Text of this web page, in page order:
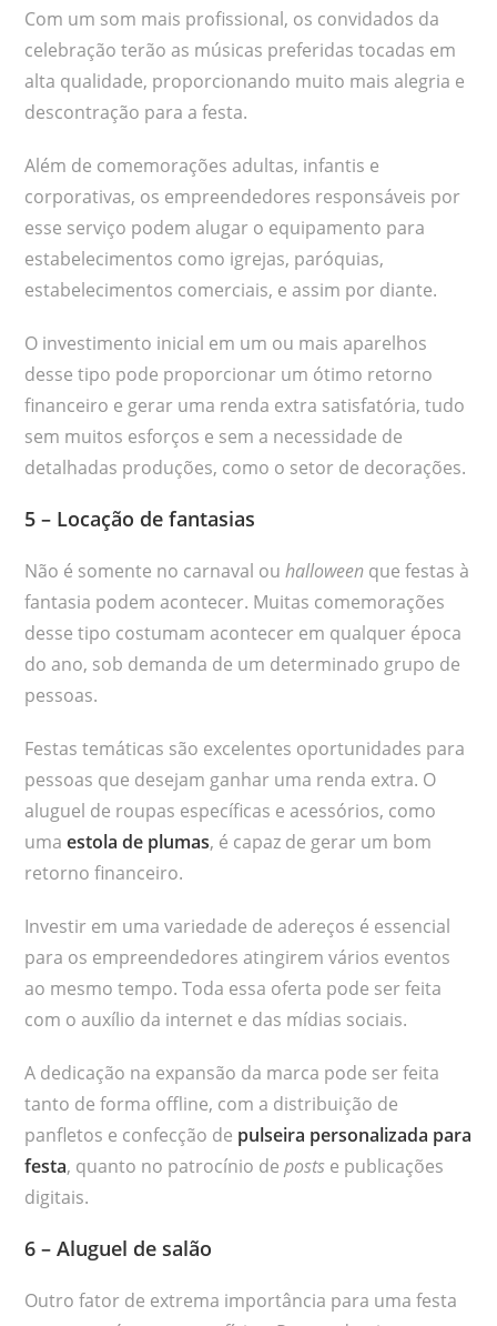
Com um som mais profissional, os convidados da
celebração terão as músicas preferidas tocadas em
alta qualidade, proporcionando muito mais alegria e
descontração para a festa.
Além de comemorações adultas, infantis e
corporativas, os empreendedores responsáveis por
esse serviço podem alugar o equipamento para
estabelecimentos como igrejas, paróquias,
estabelecimentos comerciais, e assim por diante.
O investimento inicial em um ou mais aparelhos
desse tipo pode proporcionar um ótimo retorno
financeiro e gerar uma renda extra satisfatória, tudo
sem muitos esforços e sem a necessidade de
detalhadas produções, como o setor de decorações.
5 – Locação de fantasias
Não é somente no carnaval ouhalloween que festas à
fantasia podem acontecer. Muitas comemorações
desse tipo costumam acontecer em qualquer época
do ano, sob demanda de um determinado grupo de
pessoas.
Festas temáticas são excelentes oportunidades para
pessoas que desejam ganhar uma renda extra. O
aluguel de roupas específicas e acessórios, como
umaestola de plumas, é capaz de gerar um bom
retorno financeiro.
Investir em uma variedade de adereços é essencial
para os empreendedores atingirem vários eventos
ao mesmo tempo. Toda essa oferta pode ser feita
com o auxílio da internet e das mídias sociais.
A dedicação na expansão da marca pode ser feita
tanto de forma offline, com a distribuição de
panfletos e confecção de pulseira personalizada para
festa, quanto no patrocínio deposts e publicações
digitais.
6 – Aluguel de salão
Outro fator de extrema importância para uma festa